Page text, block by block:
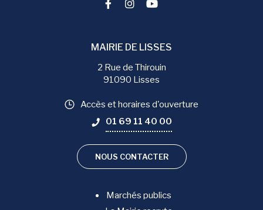
Lien vers le compte Facebook
Lien vers le compte
Lien vers la chaîne
MAIRIE DE LISSES
2 Rue de Thirouin
91090 Lisses
Accès et horaires d'ouverture
01 69 11 40 00
NOUS CONTACTER
Marchés publics